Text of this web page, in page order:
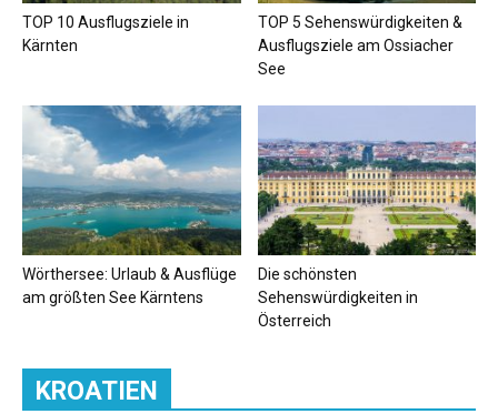
TOP 10 Ausflugsziele in
Kärnten
TOP 5 Sehenswürdigkeiten &
Ausflugsziele am Ossiacher
See
Wörthersee: Urlaub & Ausflüge
am größten See Kärntens
Die schönsten
Sehenswürdigkeiten in
Österreich
KROATIEN